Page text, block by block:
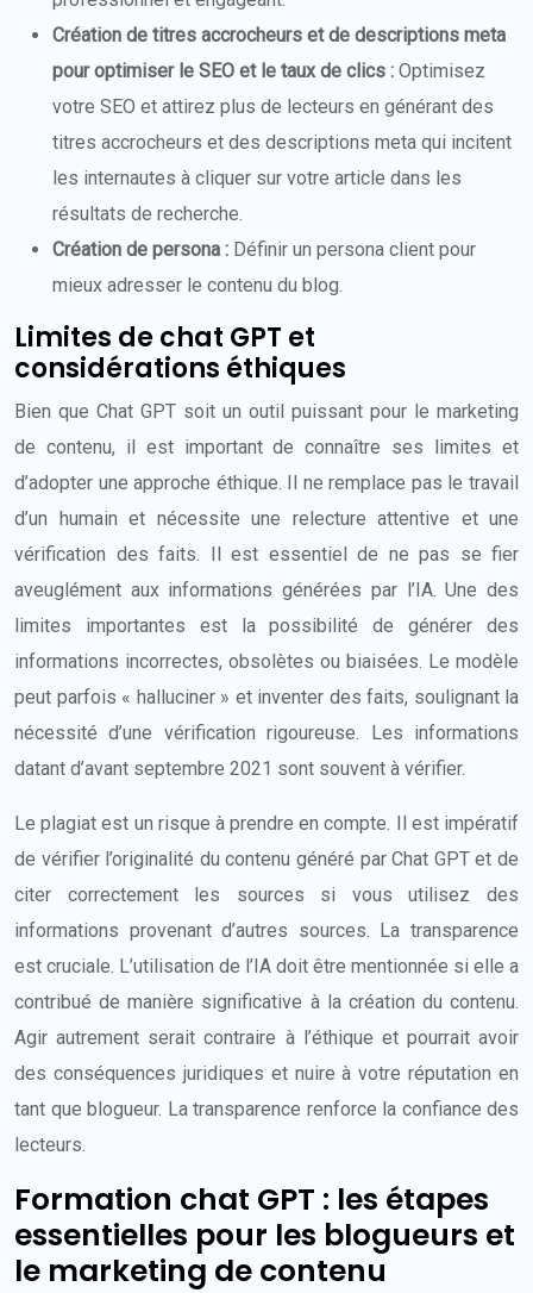
Création de titres accrocheurs et de descriptions meta
pour optimiser le SEO et le taux de clics : Optimisez
votre SEO et attirez plus de lecteurs en générant des
titres accrocheurs et des descriptions meta qui incitent
les internautes à cliquer sur votre article dans les
résultats de recherche.
Création de persona : Définir un persona client pour
mieux adresser le contenu du blog.
Limites de chat GPT et
considérations éthiques
Bien que Chat GPT soit un outil puissant pour le marketing
de contenu, il est important de connaître ses limites et
d’adopter une approche éthique. Il ne remplace pas le travail
d’un humain et nécessite une relecture attentive et une
vérification des faits. Il est essentiel de ne pas se fier
aveuglément aux informations générées par l’IA. Une des
limites importantes est la possibilité de générer des
informations incorrectes, obsolètes ou biaisées. Le modèle
peut parfois « halluciner » et inventer des faits, soulignant la
nécessité d’une vérification rigoureuse. Les informations
datant d’avant septembre 2021 sont souvent à vérifier.
Le plagiat est un risque à prendre en compte. Il est impératif
de vérifier l’originalité du contenu généré par Chat GPT et de
citer correctement les sources si vous utilisez des
informations provenant d’autres sources. La transparence
est cruciale. L’utilisation de l’IA doit être mentionnée si elle a
contribué de manière significative à la création du contenu.
Agir autrement serait contraire à l’éthique et pourrait avoir
des conséquences juridiques et nuire à votre réputation en
tant que blogueur. La transparence renforce la confiance des
lecteurs.
Formation chat GPT : les étapes
essentielles pour les blogueurs et
le marketing de contenu